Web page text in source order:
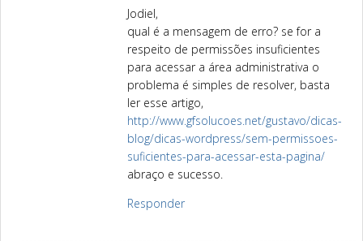
Jodiel,
qual é a mensagem de erro? se for a
respeito de permissões insuficientes
para acessar a área administrativa o
problema é simples de resolver, basta
ler esse artigo,
http://www.gfsolucoes.net/gustavo/dicas-
blog/dicas-wordpress/sem-permissoes-
suficientes-para-acessar-esta-pagina/
abraço e sucesso.
Responder